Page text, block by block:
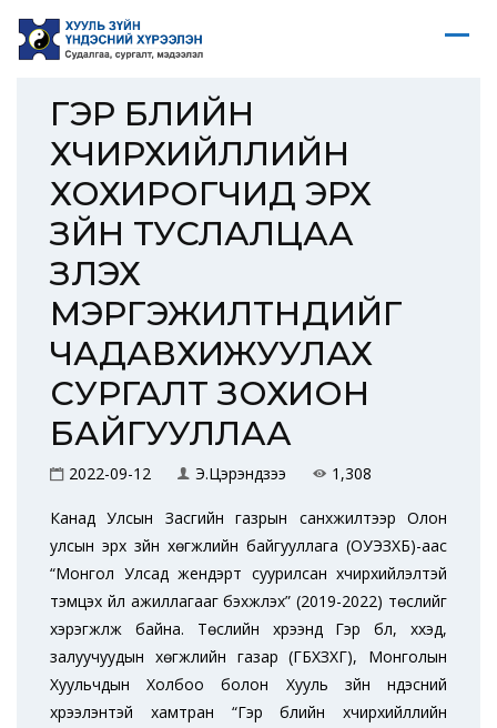
ГЭР БҮЛИЙН
ХҮЧИРХИЙЛЛИЙН
ХОХИРОГЧИД ЭРХ
ЗҮЙН ТУСЛАЛЦАА
ҮЗҮҮЛЭХ
МЭРГЭЖИЛТНҮҮДИЙГ
ЧАДАВХИЖУУЛАХ
СУРГАЛТ ЗОХИОН
БАЙГУУЛЛАА
2022-09-12 Э.Цэрэндүзээ 1,308
Канад Улсын Засгийн газрын санхүүжилтээр Олон
улсын эрх зүйн хөгжлийн байгууллага (ОУЭЗХБ)-аас
“Монгол Улсад жендэрт суурилсан хүчирхийлэлтэй
тэмцэх үйл ажиллагааг бэхжүүлэх” (2019-2022) төслийг
хэрэгжүүлж байна. Төслийн хүрээнд Гэр бүл, хүүхэд,
залуучуудын хөгжлийн газар (ГБХЗХГ), Монголын
Хуульчдын Холбоо болон Хууль зүйн үндэсний
хүрээлэнтэй хамтран “Гэр бүлийн хүчирхийллийн